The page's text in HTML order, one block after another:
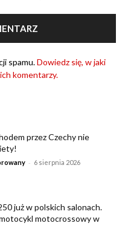
spamu.Dowiedz się, w jaki
komentarzy.
przez Czechy nie
- 6 sierpnia 2026
już w polskich salonach.
motocrossowy w